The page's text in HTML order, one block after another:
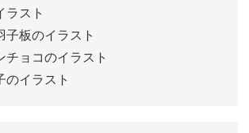
ラスト
板のイラスト
チョコのイラスト
のイラスト